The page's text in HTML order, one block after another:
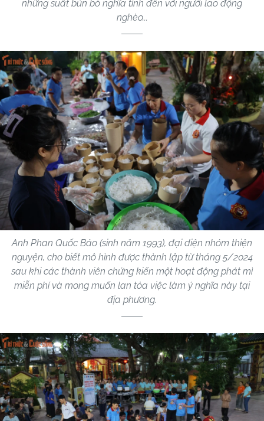
những suất bún bò nghĩa tình đến với người lao động
nghèo...
Anh Phan Quốc Bảo (sinh năm 1993), đại diện nhóm thiện
nguyện, cho biết mô hình được thành lập từ tháng 5/2024
sau khi các thành viên chứng kiến một hoạt động phát mì
miễn phí và mong muốn lan tỏa việc làm ý nghĩa này tại
địa phương.